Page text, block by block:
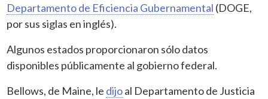
Departamento de Eficiencia Gubernamental (DOGE,
por sus siglas en inglés).
Algunos estados proporcionaron sólo datos
disponibles públicamente al gobierno federal.
Bellows, de Maine, le dijoal Departamento de Justicia